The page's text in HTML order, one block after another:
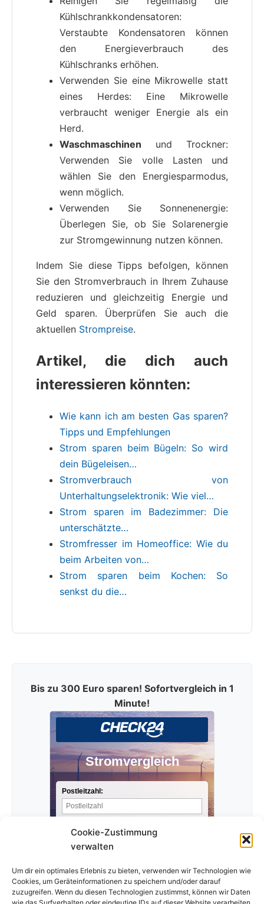
Cookie-Zustimmung
verwalten
Um dir ein optimales Erlebnis zu bieten, verwenden wir Technologien wie
Cookies, um Geräteinformationen zu speichern und/oder darauf
zuzugreifen. Wenn du diesen Technologien zustimmst, können wir Daten
Kühlschrankkondensatoren:
Verstaubte Kondensatoren können
den Energieverbrauch des
Kühlschranks erhöhen.
Verwenden Sie eine Mikrowelle statt
eines Herdes: Eine Mikrowelle
verbraucht weniger Energie als ein
Herd.
Waschmaschinen und Trockner:
Verwenden Sie volle Lasten und
wählen Sie den Energiesparmodus,
wenn möglich.
Verwenden Sie Sonnenenergie:
Überlegen Sie, ob Sie Solarenergie
zur Stromgewinnung nutzen können.
Indem Sie diese Tipps befolgen, können
Sie den Stromverbrauch in Ihrem Zuhause
reduzieren und gleichzeitig Energie und
Geld sparen. Überprüfen Sie auch die
aktuellen Strompreise.
Artikel, die dich auch
interessieren könnten:
Wie kann ich am besten Gas sparen?
Tipps und Empfehlungen
Strom sparen beim Bügeln: So wird
dein Bügeleisen…
Stromverbrauch von
Unterhaltungselektronik: Wie viel…
Strom sparen im Badezimmer: Die
unterschätzte…
Stromfresser im Homeoffice: Wie du
beim Arbeiten von…
Strom sparen beim Kochen: So
senkst du die…
Bis zu 300 Euro sparen! Sofortvergleich in 1
Minute!
Stromvergleich
Postleitzahl: